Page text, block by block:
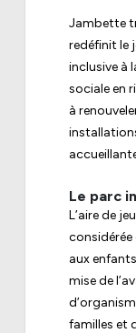
Jambette
redéfinit le
inclusive à
sociale en
à
Le parc
L’aire de
aux
mise de
familles et